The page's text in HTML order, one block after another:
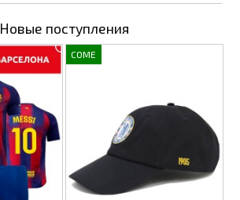
Новые поступления
COME